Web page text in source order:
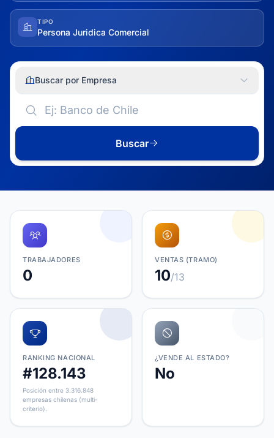
TIPO
Persona Juridica Comercial
Buscar por Empresa
Buscar
TRABAJADORES
0
VENTAS (TRAMO)
10/13
RANKING NACIONAL
#128.143
Posición entre 3.316.848
empresas chilenas (multi-
criterio).
¿VENDE AL ESTADO?
No